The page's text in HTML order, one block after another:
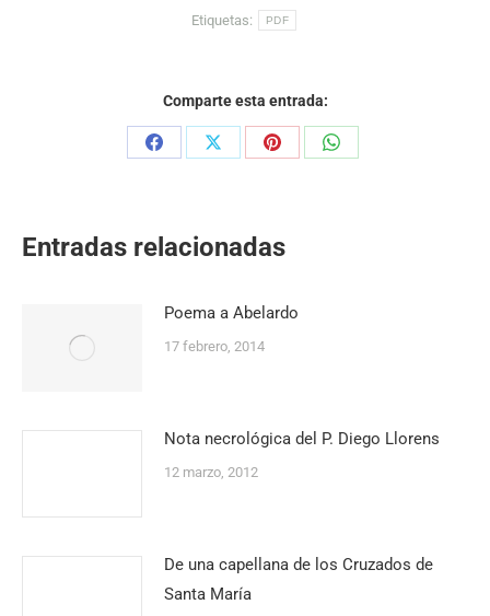
Etiquetas: PDF
Comparte esta entrada:
Share
Share
Share
Share
Entradas relacionadas
Poema a Abelardo
17 febrero, 2014
Nota necrológica del P. Diego Llorens
12 marzo, 2012
De una capellana de los Cruzados de
Santa María